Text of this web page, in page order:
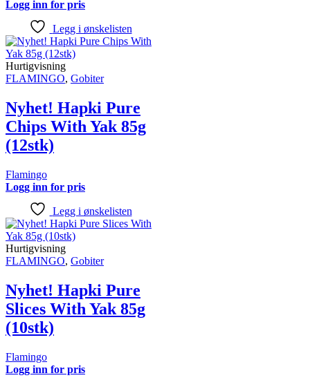
Logg inn for pris
Legg i ønskelisten
Hurtigvisning
FLAMINGO, Gobiter
Nyhet! Hapki Pure
Chips With Yak 85g
(12stk)
Flamingo
Logg inn for pris
Legg i ønskelisten
Hurtigvisning
FLAMINGO, Gobiter
Nyhet! Hapki Pure
Slices With Yak 85g
(10stk)
Flamingo
Logg inn for pris